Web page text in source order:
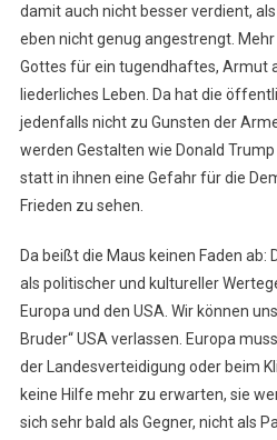
damit auch nicht besser verdient,
eben nicht genug angestrengt.
Gottes für ein tugendhaftes, Armut
liederliches Leben. Da hat die
jedenfalls nicht zu Gunsten der
werden Gestalten wie Donald
statt in ihnen eine Gefahr für die
Frieden zu sehen.
Da beißt die Maus keinen Faden ab:
als politischer und kultureller
Europa und den USA. Wir können
Bruder“ USA verlassen. Europa
der Landesverteidigung oder beim
keine Hilfe mehr zu erwarten, sie
sich sehr bald als Gegner, nicht als